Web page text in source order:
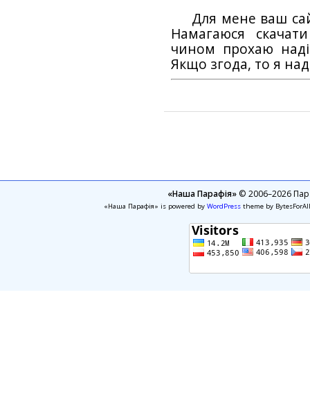
Для мене ваш
Намагаюся
чином прохаю
Якщо згода, то я
«Наша Парафія»© 2006–2026
«Наша Парафія» is powered by WordPresstheme by